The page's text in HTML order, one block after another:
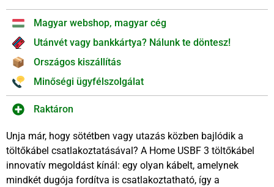
Magyar webshop, magyar cég
Utánvét vagy bankkártya? Nálunk te döntesz!
Országos kiszállítás
Minőségi ügyfélszolgálat
Raktáron
Unja már, hogy sötétben vagy utazás közben bajlódik a
töltőkábel csatlakoztatásával? A Home USBF 3 töltőkábel
innovatív megoldást kínál: egy olyan kábelt, amelynek
mindkét dugója fordítva is csatlakoztatható, így a